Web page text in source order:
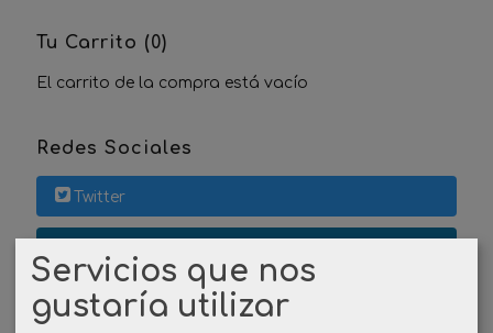
Tu Carrito (0)
El carrito de la compra está vacío
Redes Sociales
Twitter
Instagram
Servicios que nos
gustaría utilizar